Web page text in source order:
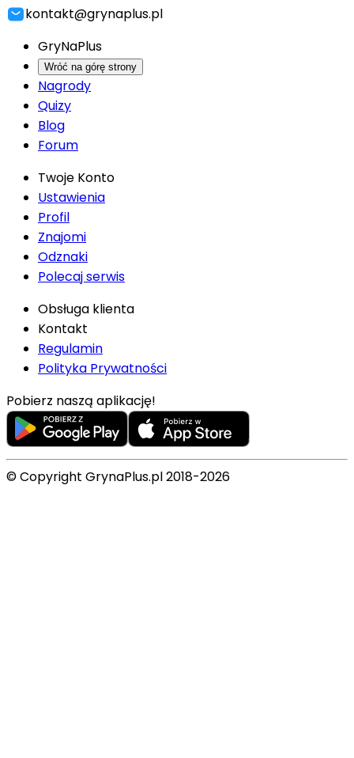
kontakt@grynaplus.pl
GryNaPlus
Wróć na górę strony
Nagrody
Quizy
Blog
Forum
Twoje Konto
Ustawienia
Profil
Znajomi
Odznaki
Polecaj serwis
Obsługa klienta
Kontakt
Regulamin
Polityka Prywatności
Pobierz naszą aplikację!
© Copyright GrynaPlus.pl 2018-2026